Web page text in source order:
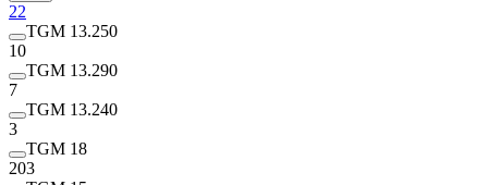
22
TGM 13.250
10
TGM 13.290
7
TGM 13.240
3
TGM 18
203